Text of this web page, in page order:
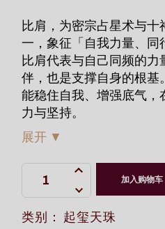
比肩，为密宗占星术与十
一，象征「自我力量、同
比肩代表与自己同频的力
伴，也是支撑自身的根基
能稳住自我、增强底气，
力与坚持。
展开 ▼
十神比肩- 金刚亥母朱砂星辰老
加入购物车
类别：
起玺天珠